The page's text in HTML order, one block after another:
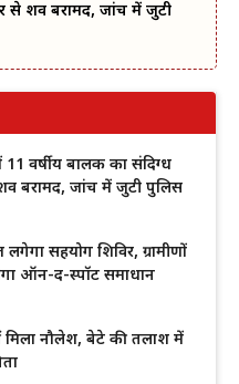
से शव बरामद, जांच में जुटी
11 वर्षीय बालक का संदिग्ध
बरामद, जांच में जुटी पुलिस
सहयोग शिविर, ग्रामीणों
ऑन-द-स्पॉट समाधान
मिला नौलेश, बेटे की तलाश में